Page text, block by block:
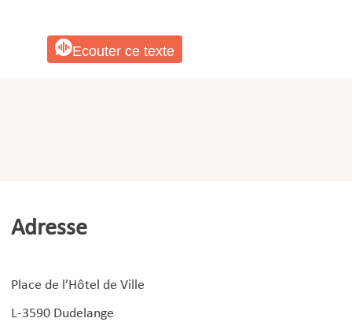
Ecouter ce texte
Adresse
Place de l’Hôtel de Ville
L-3590 Dudelange